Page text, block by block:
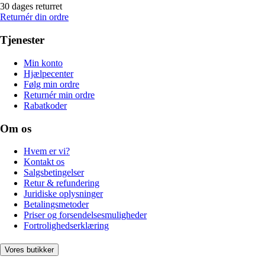
30 dages returret
Returnér din ordre
Tjenester
Min konto
Hjælpecenter
Følg min ordre
Returnér min ordre
Rabatkoder
Om os
Hvem er vi?
Kontakt os
Salgsbetingelser
Retur & refundering
Juridiske oplysninger
Betalingsmetoder
Priser og forsendelsesmuligheder
Fortrolighedserklæring
Vores butikker